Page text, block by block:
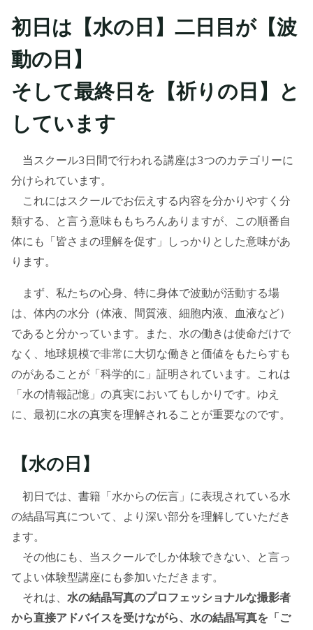
初日は【水の日】二日目が【波
動の日】
そして最終日を【祈りの日】と
しています
当スクール3日間で行われる講座は3つのカテゴリーに
分けられています。
これにはスクールでお伝えする内容を分かりやすく分
類する、と言う意味ももちろんありますが、この順番自
体にも「皆さまの理解を促す」しっかりとした意味があ
ります。
まず、私たちの心身、特に身体で波動が活動する場
は、体内の水分（体液、間質液、細胞内液、血液など）
であると分かっています。また、水の働きは使命だけで
なく、地球規模で非常に大切な働きと価値をもたらすも
のがあることが「科学的に」証明されています。これは
「水の情報記憶」の真実においてもしかりです。ゆえ
に、最初に水の真実を理解されることが重要なのです。
【水の日】
初日では、書籍「水からの伝言」に表現されている水
の結晶写真について、より深い部分を理解していただき
ます。
その他にも、当スクールでしか体験できない、と言っ
てよい体験型講座にも参加いただきます。
それは、水の結晶写真のプロフェッショナルな撮影者
から直接アドバイスを受けながら、水の結晶写真を「ご